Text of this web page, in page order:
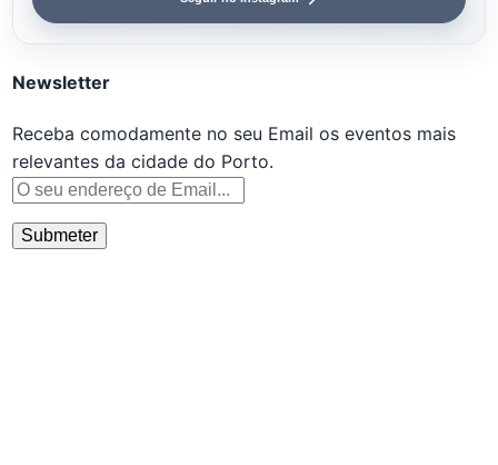
Newsletter
Receba comodamente no seu Email os eventos mais
relevantes da cidade do Porto.